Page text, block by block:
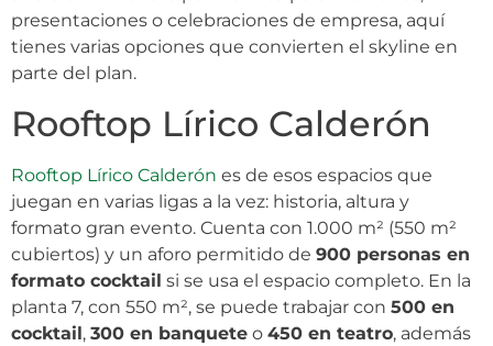
presentaciones o celebraciones de empresa, aquí
tienes varias opciones que convierten el skyline en
parte del plan.
Rooftop Lírico Calderón
Rooftop Lírico Calderón es de esos espacios que
juegan en varias ligas a la vez: historia, altura y
formato gran evento. Cuenta con 1.000 m² (550 m²
cubiertos) y un aforo permitido de 900 personas en
formato cocktail si se usa el espacio completo. En la
planta 7, con 550 m², se puede trabajar con 500 en
cocktail, 300 en banquete o 450 en teatro, además